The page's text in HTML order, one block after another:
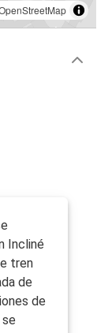
Incliné
tren
de
de